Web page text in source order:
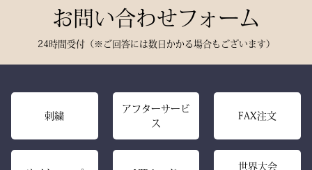
どの軽やかさを兼ね備え、
手にした瞬間、ふわりと温
もりを感じる風格ある仕上
がりです。
また、日本製の高精度アイ
ロン技術と熟練の縫製によ
り、
ットの力です。
派手ではない。だが、圧倒
的にかっこいい。
強い選手ほど、道具にも品
える竹刀袋です。
く守るクッション構造。
お問い合わせフォーム
24時間受付（※ご回答には数日かかる場合もございます）
刺繍
アフターサービ
ス
FAX注文
世界大会